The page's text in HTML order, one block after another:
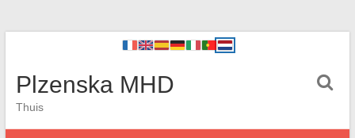
Plzenska MHD
Thuis